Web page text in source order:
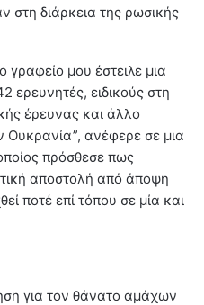
στη διάρκεια της ρωσικής
μου έστειλε μια
ερευνητές, ειδικούς στη
έρευνας και άλλο
Ουκρανία”, ανέφερε σε μια
πρόσθεσε πως
αποστολή από άποψη
ποτέ επί τόπου σε μία και
για τον θάνατο αμάχων